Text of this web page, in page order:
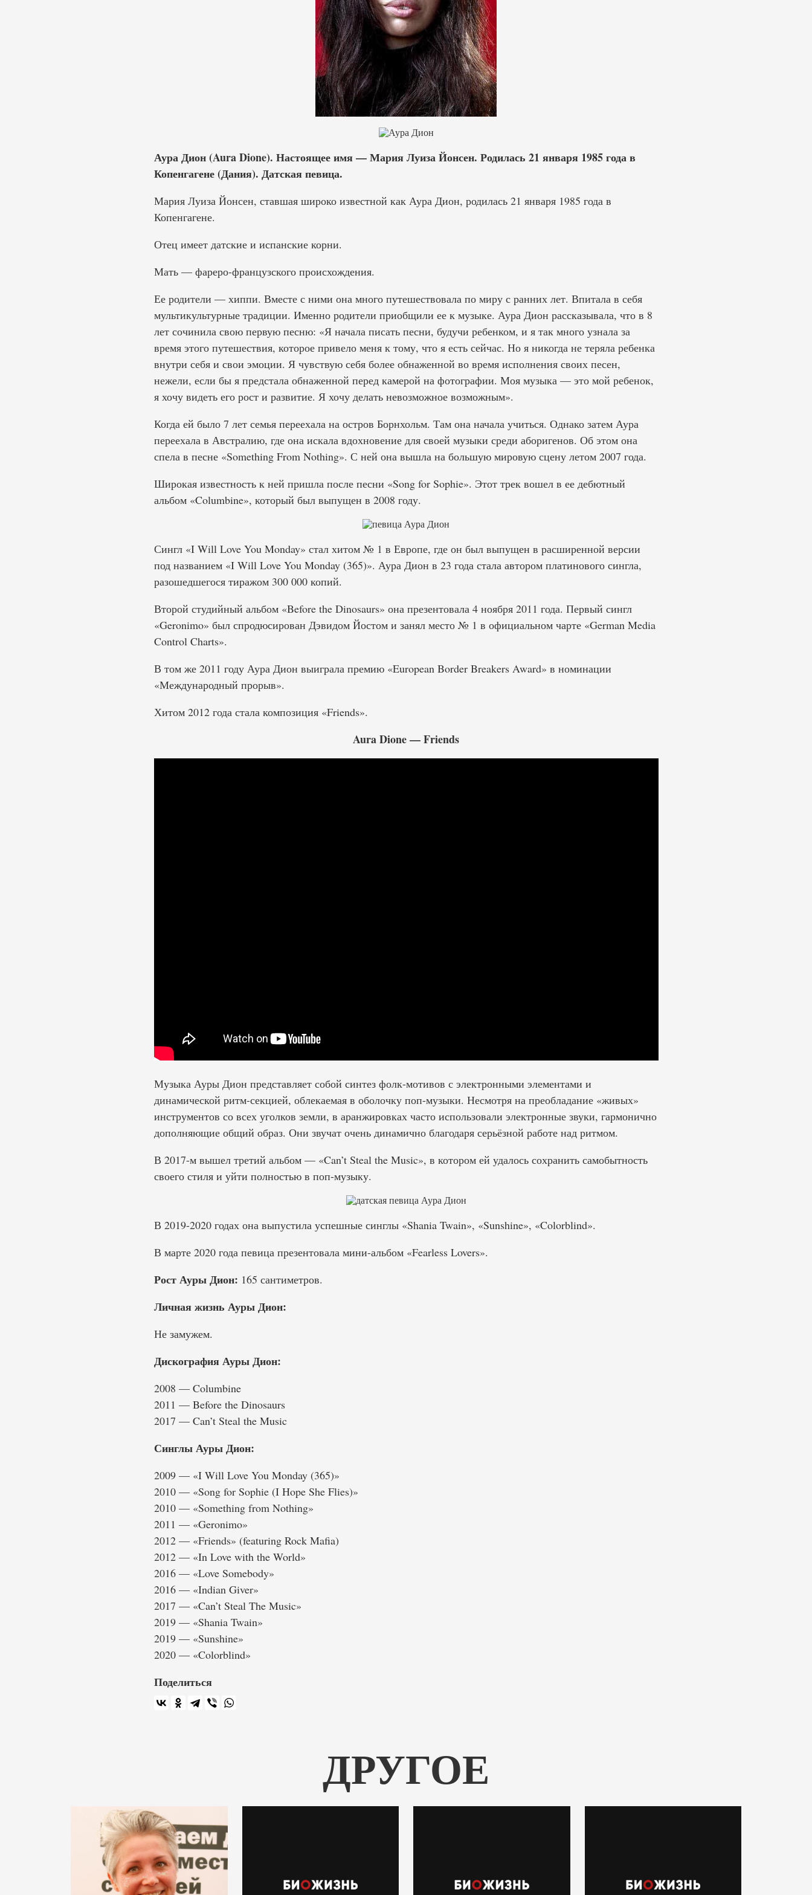
Аура Дион (Aura Dione). Настоящее имя — Мария Луиза Йонсен. Родилась 21 января 1985 года в
Копенгагене (Дания). Датская певица.
Мария Луиза Йонсен, ставшая широко известной как Аура Дион, родилась 21 января 1985 года в
Копенгагене.
Отец имеет датские и испанские корни.
Мать — фареро-французского происхождения.
Ее родители — хиппи. Вместе с ними она много путешествовала по миру с ранних лет. Впитала в себя
мультикультурные традиции. Именно родители приобщили ее к музыке. Аура Дион рассказывала, что в 8
лет сочинила свою первую песню: «Я начала писать песни, будучи ребенком, и я так много узнала за
время этого путешествия, которое привело меня к тому, что я есть сейчас. Но я никогда не теряла ребенка
внутри себя и свои эмоции. Я чувствую себя более обнаженной во время исполнения своих песен,
нежели, если бы я предстала обнаженной перед камерой на фотографии. Моя музыка — это мой ребенок,
я хочу видеть его рост и развитие. Я хочу делать невозможное возможным».
Когда ей было 7 лет семья переехала на остров Борнхольм. Там она начала учиться. Однако затем Аура
переехала в Австралию, где она искала вдохновение для своей музыки среди аборигенов. Об этом она
спела в песне «Something From Nothing». С ней она вышла на большую мировую сцену летом 2007 года.
Широкая известность к ней пришла после песни «Song for Sophie». Этот трек вошел в ее дебютный
альбом «Columbine», который был выпущен в 2008 году.
Сингл «I Will Love You Monday» стал хитом № 1 в Европе, где он был выпущен в расширенной версии
под названием «I Will Love You Monday (365)». Аура Дион в 23 года стала автором платинового сингла,
разошедшегося тиражом 300 000 копий.
Второй студийный альбом «Before the Dinosaurs» она презентовала 4 ноября 2011 года. Первый сингл
«Geronimo» был спродюсирован Дэвидом Йостом и занял место № 1 в официальном чарте «German Media
Control Charts».
В том же 2011 году Аура Дион выиграла премию «European Border Breakers Award» в номинации
«Международный прорыв».
Хитом 2012 года стала композиция «Friends».
Aura Dione — Friends
Музыка Ауры Дион представляет собой синтез фолк-мотивов с электронными элементами и
динамической ритм-секцией, облекаемая в оболочку поп-музыки. Несмотря на преобладание «живых»
инструментов со всех уголков земли, в аранжировках часто использовали электронные звуки, гармонично
дополняющие общий образ. Они звучат очень динамично благодаря серьёзной работе над ритмом.
В 2017-м вышел третий альбом — «Can’t Steal the Music», в котором ей удалось сохранить самобытность
своего стиля и уйти полностью в поп-музыку.
В 2019-2020 годах она выпустила успешные синглы «Shania Twain», «Sunshine», «Colorblind».
В марте 2020 года певица презентовала мини-альбом «Fearless Lovers».
Рост Ауры Дион: 165 сантиметров.
Личная жизнь Ауры Дион:
Не замужем.
Дискография Ауры Дион:
2008 — Columbine
2011 — Before the Dinosaurs
2017 — Can’t Steal the Music
Синглы Ауры Дион:
2009 — «I Will Love You Monday (365)»
2010 — «Song for Sophie (I Hope She Flies)»
2010 — «Something from Nothing»
2011 — «Geronimo»
2012 — «Friends» (featuring Rock Mafia)
2012 — «In Love with the World»
2016 — «Love Somebody»
2016 — «Indian Giver»
2017 — «Can’t Steal The Music»
2019 — «Shania Twain»
2019 — «Sunshine»
2020 — «Colorblind»
Поделиться
ДРУГОЕ